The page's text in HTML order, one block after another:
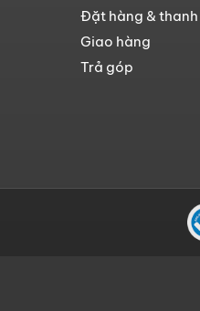
Đặt hàng &
Giao hàng
Trả góp